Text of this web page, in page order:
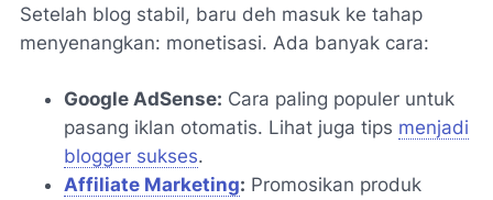
Setelah blog stabil, baru deh masuk ke tahap
menyenangkan: monetisasi. Ada banyak cara:
Google AdSense: Cara paling populer untuk
pasang iklan otomatis. Lihat juga tips menjadi
blogger sukses.
Affiliate Marketing: Promosikan produk